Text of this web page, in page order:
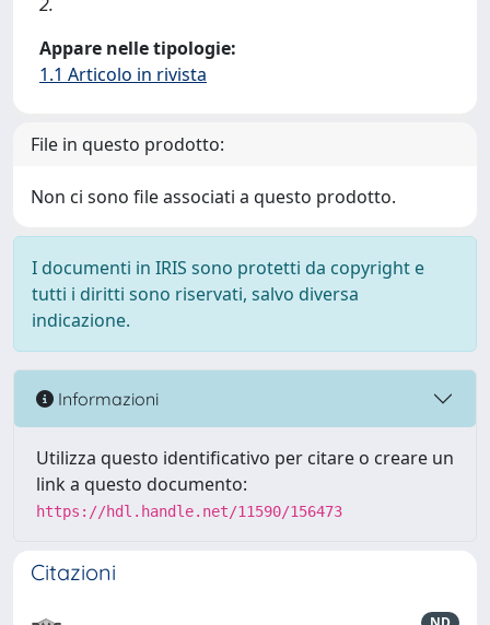
Appare nelle tipologie:
1.1 Articolo in rivista
File in questo prodotto:
Non ci sono file associati a questo prodotto.
I documenti in IRIS sono protetti da copyright e
tutti i diritti sono riservati, salvo diversa
indicazione.
Informazioni
Utilizza questo identificativo per citare o creare un
link a questo documento:
https://hdl.handle.net/11590/156473
Citazioni